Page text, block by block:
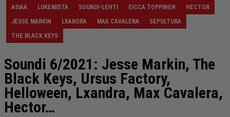
ASIAA LUKEMISTA SOUNDI-LEHTI EICCA TOPPINEN
HECTOR
JESSE MARKIN
LXANDRA MAX CAVALERA
SEPULTURA
THE BLACK KEYS
Soundi 6/2021: Jesse Markin, The
Black Keys, Ursus Factory,
Helloween, Lxandra, Max Cavalera,
Hector…